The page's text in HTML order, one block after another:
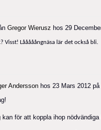
Gregor Wierusz hos 29
Visst! Lååååångnäsa lär det också bli.
Andersson hos 23 Mars 2012 på
för att koppla ihop